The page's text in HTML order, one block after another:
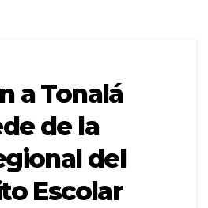
a Tonalá
de la
del
Escolar